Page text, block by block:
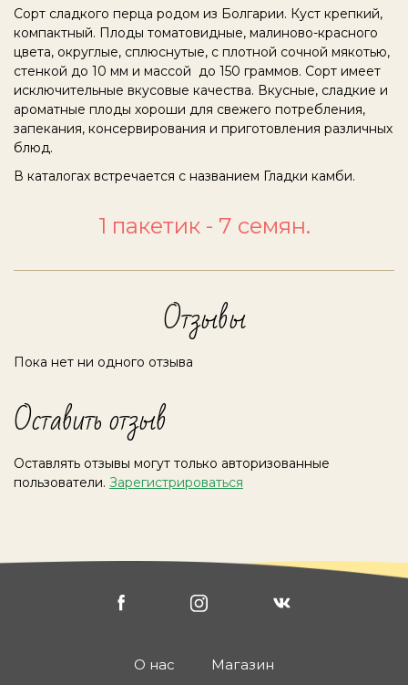
Сорт сладкого перца родом из Болгарии. Куст крепкий,
компактный. Плоды томатовидные, малиново-красного
цвета, округлые, сплюснутые, с плотной сочной мякотью,
стенкой до 10 мм и массой до 150 граммов. Сорт имеет
исключительные вкусовые качества. Вкусные, сладкие и
ароматные плоды хороши для свежего потребления,
запекания, консервирования и приготовления различных
блюд.
В каталогах встречается с названием Гладки камби.
1 пакетик - 7 семян.
Отзывы
Пока нет ни одного отзыва
Оставить отзыв
Оставлять отзывы могут только авторизованные
пользователи. Зарегистрироваться
О нас
Магазин